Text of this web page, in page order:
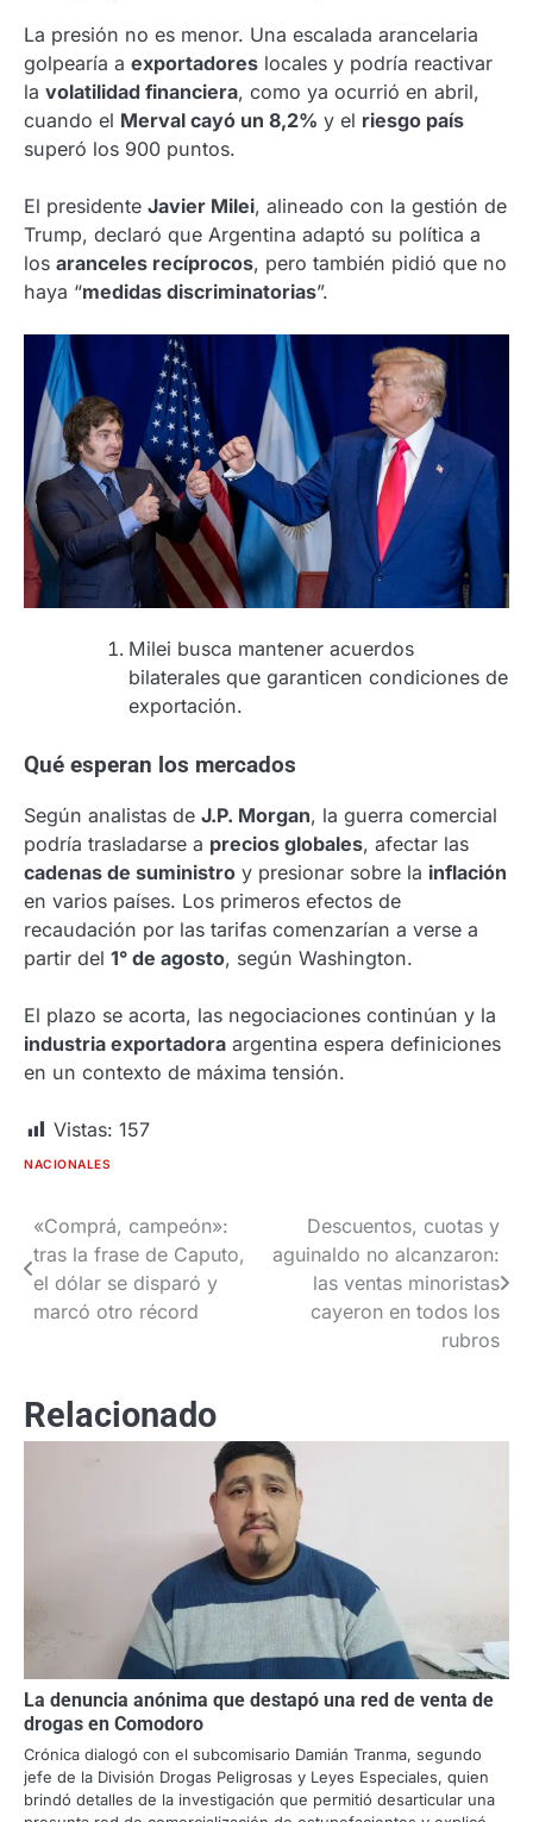
La presión no es menor. Una escalada arancelaria
golpearía a exportadores locales y podría reactivar
la volatilidad financiera, como ya ocurrió en abril,
cuando el Merval cayó un 8,2% y el riesgo país
superó los 900 puntos.
El presidente Javier Milei, alineado con la gestión de
Trump, declaró que Argentina adaptó su política a
los aranceles recíprocos, pero también pidió que no
haya “medidas discriminatorias”.
Milei busca mantener acuerdos
bilaterales que garanticen condiciones de
exportación.
Qué esperan los mercados
Según analistas de J.P. Morgan, la guerra comercial
podría trasladarse a precios globales, afectar las
cadenas de suministro y presionar sobre la inflación
en varios países. Los primeros efectos de
recaudación por las tarifas comenzarían a verse a
partir del 1° de agosto, según Washington.
El plazo se acorta, las negociaciones continúan y la
industria exportadora argentina espera definiciones
en un contexto de máxima tensión.
Vistas: 157
NACIONALES
Navegación
de
entradas
«Comprá, campeón»:
tras la frase de Caputo,
el dólar se disparó y
marcó otro récord
Descuentos, cuotas y
aguinaldo no alcanzaron:
las ventas minoristas
cayeron en todos los
rubros
Relacionado
La denuncia anónima que destapó una red de venta de
drogas en Comodoro
Crónica dialogó con el subcomisario Damián Tranma, segundo
jefe de la División Drogas Peligrosas y Leyes Especiales, quien
brindó detalles de la investigación que permitió desarticular una